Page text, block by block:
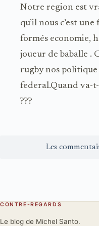
Notre region est
qu’il nous c’est
formés economie,
joueur de baballe .
rugby nos
federal.Quand va-
???
Les
CONTRE-REGARDS
Le blog de Michel Santo.